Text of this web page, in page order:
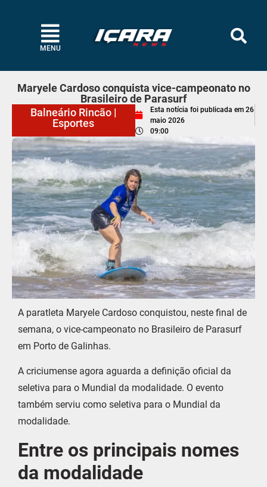
MENU
Maryele Cardoso conquista vice-campeonato no
Brasileiro de Parasurf
Balneário Rincão|
Esportes
Esta notícia foi publicada em 26
maio 2026
09:00
A paratleta Maryele Cardoso conquistou, neste final de
semana, o vice-campeonato no Brasileiro de Parasurf
em Porto de Galinhas.
A criciumense agora aguarda a definição oficial da
seletiva para o Mundial da modalidade. O evento
também serviu como seletiva para o Mundial da
modalidade.
Entre os principais nomes
da modalidade